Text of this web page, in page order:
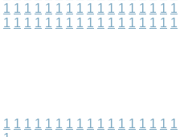
1 1 1 1 1 1 1 1 1 1 1 1 1 1 1 1 1
1 1 1 1 1 1 1 1 1 1 1 1 1 1 1 1 1
1 1 1 1 1 1 1 1 1 1 1 1 1 1 1 1 1